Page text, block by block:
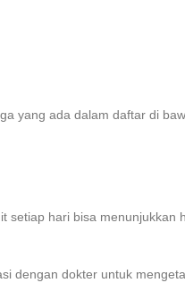
yang ada dalam daftar di
hari bisa menunjukkan
dengan dokter untuk